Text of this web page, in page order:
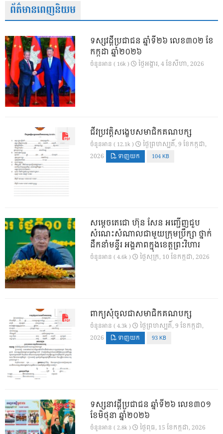
ព័ត៌មានពេញនិយម
ទស្សវដ្តីប្រជាជន ឆ្នាំទី២៦ លេខ៣០២ ខែ
កក្កដា ឆ្នាំ២០២៦
ចំនួនអាន ( 16k ) ថ្ងៃ​អង្គារ, 4 ខែ​សីហា, 2026
ជីវប្រវត្តិសង្ខេបសមាជិកគណបក្ស
ចំនួនអាន ( 12.1k )
ថ្ងៃ​ព្រហស្បតិ៍, 9 ខែ​កក្កដា,
2026
ទាញយក 104 KB
សម្តេចតេជោ ហ៊ុន សែន អញ្ជើញជួប
សំណេះសំណាលជាមួយក្រុមប្រឹក្សា ថ្នាក់
ដឹកនាំមន្ទីរ អង្គភាពក្នុងខេត្តព្រះវិហារ
ចំនួនអាន ( 4.6k ) ថ្ងៃ​សុក្រ, 10 ខែ​កក្កដា, 2026
ពាក្យសុំចូលជាសមាជិកគណបក្ស
ចំនួនអាន ( 4.3k )
ថ្ងៃ​ព្រហស្បតិ៍, 9 ខែ​កក្កដា,
2026
ទាញយក 93 KB
ទស្សនាវដ្ដីប្រជាជន ឆ្នាំទី២៦ លេខ៣០១
ខែមិថុនា ឆ្នាំ២០២៦
ចំនួនអាន ( 2.8k ) ថ្ងៃ​ពុធ, 15 ខែ​កក្កដា, 2026